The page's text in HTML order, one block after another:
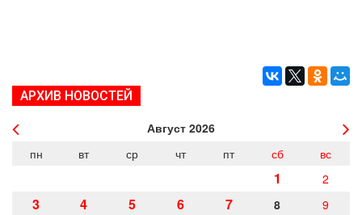
МЕСТНЫЕ ОТДЕЛЕНИЯ
АРХИВ НОВОСТЕЙ
Август 2026
пн
вт ср чт пт сб вс
1 2
3 4 5 6 7 8
9